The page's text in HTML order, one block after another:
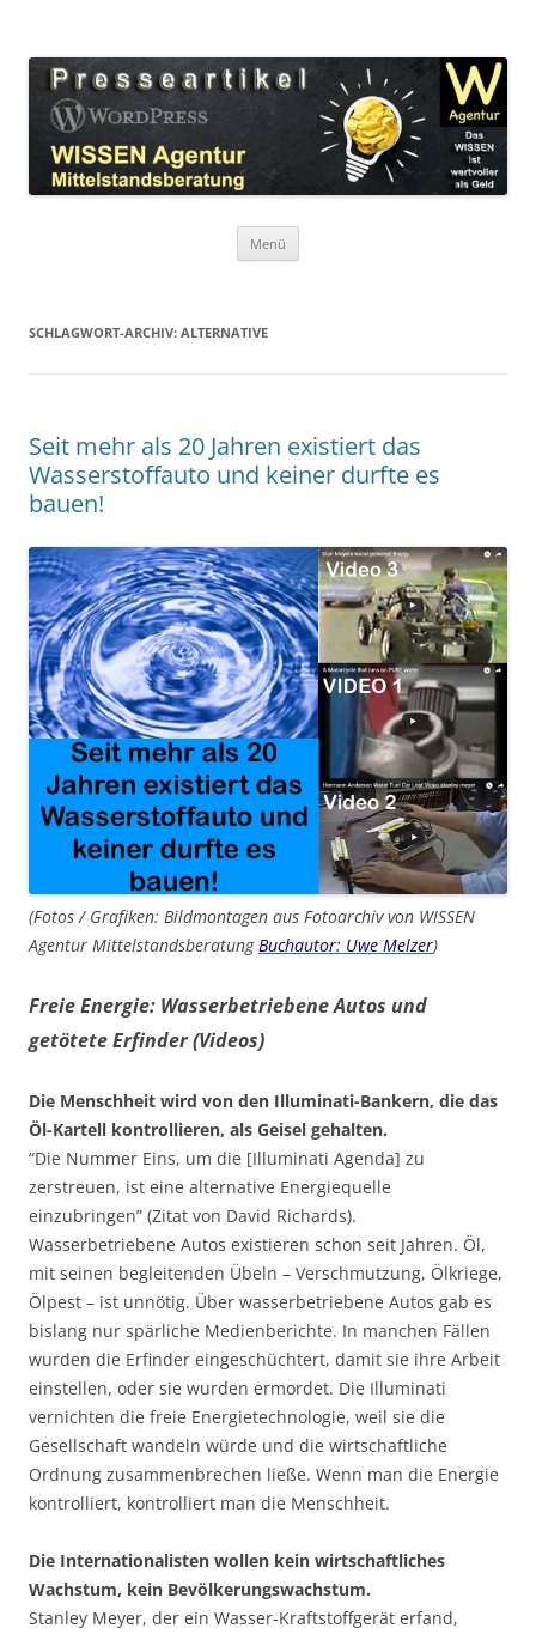
Agentur
Menü
SCHLAGWORT-ARCHIV: ALTERNATIVE
Seit mehr als 20 Jahren existiert das
Wasserstoffauto und keiner durfte es
bauen!
(Fotos / Grafiken: Bildmontagen aus Fotoarchiv von WISSEN
Agentur MittelstandsberatungBuchautor: Uwe Melzer)
Freie Energie: Wasserbetriebene Autos und
getötete Erfinder (Videos)
Die Menschheit wird von den Illuminati-Bankern, die das
Öl-Kartell kontrollieren, als Geisel gehalten.
“Die Nummer Eins, um die [Illuminati Agenda] zu
zerstreuen, ist eine alternative Energiequelle
einzubringen” (Zitat von David Richards).
Wasserbetriebene Autos existieren schon seit Jahren. Öl,
mit seinen begleitenden Übeln – Verschmutzung, Ölkriege,
Ölpest – ist unnötig. Über wasserbetriebene Autos gab es
bislang nur spärliche Medienberichte. In manchen Fällen
wurden die Erfinder eingeschüchtert, damit sie ihre Arbeit
einstellen, oder sie wurden ermordet. Die Illuminati
vernichten die freie Energietechnologie, weil sie die
Gesellschaft wandeln würde und die wirtschaftliche
Ordnung zusammenbrechen ließe. Wenn man die Energie
kontrolliert, kontrolliert man die Menschheit.
Die Internationalisten wollen kein wirtschaftliches
Wachstum, kein Bevölkerungswachstum.
Stanley Meyer, der ein Wasser-Kraftstoffgerät erfand,